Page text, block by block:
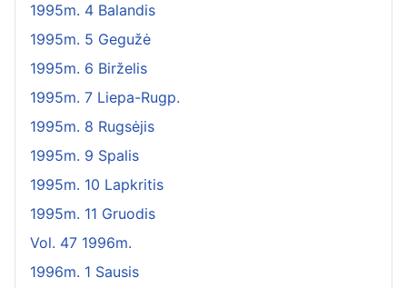
1995m. 4 Balandis
1995m. 5 Gegužė
1995m. 6 Birželis
1995m. 7 Liepa-Rugp.
1995m. 8 Rugsėjis
1995m. 9 Spalis
1995m. 10 Lapkritis
1995m. 11 Gruodis
Vol. 47 1996m.
1996m. 1 Sausis